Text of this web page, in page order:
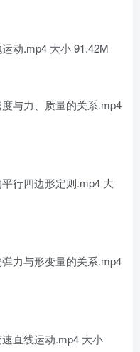
.mp4 大小 91.42M
力、质量的关系.mp4
四边形定则.mp4 大
与形变量的关系.mp4
直线运动.mp4 大小